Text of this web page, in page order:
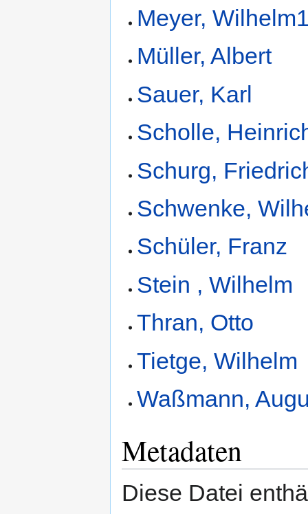
Meyer,
Müller, Albert
Sauer, Karl
Scholle,
Schurg,
Schwenke,
Schüler, Franz
Stein , Wilhelm
Thran, Otto
Tietge, Wilhelm
Waßmann,
Metadaten
Diese Datei